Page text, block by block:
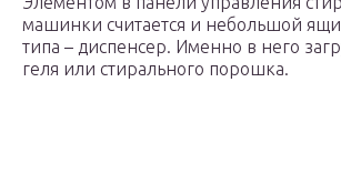
машинки считается и небольшой
типа – диспенсер. Именно в него
геля или стирального порошка.